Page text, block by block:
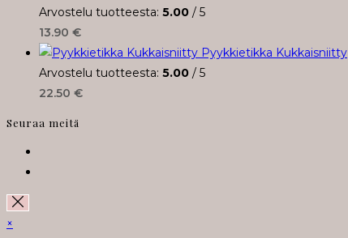
Arvostelu tuotteesta: 5.00 / 5
13.90 €
Pyykkietikka Kukkaisniitty
Arvostelu tuotteesta: 5.00 / 5
22.50 €
Seuraa meitä
×